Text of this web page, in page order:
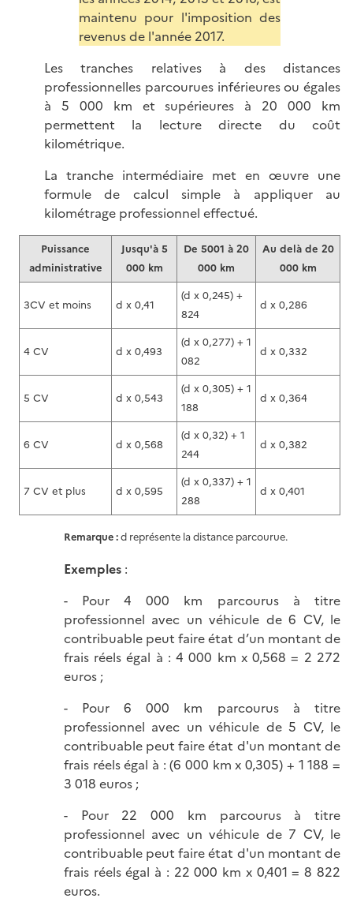
maintenu pour l'imposition des
revenus de l'année 2017.
Les tranches relatives à des distances
professionnelles parcourues inférieures ou égales
à 5 000 km et supérieures à 20 000 km
permettent la lecture directe du coût
kilométrique.
La tranche intermédiaire met en œuvre une
formule de calcul simple à appliquer au
kilométrage professionnel effectué.
Puissance
administrative
Jusqu'à 5
000 km
De 5001 à 20
000 km
Au delà de 20
000 km
3CV et moins d x 0,41
(d x 0,245) +
824
d x 0,286
4 CV d x 0,493
(d x 0,277) + 1
082
d x 0,332
5 CV d x 0,543
(d x 0,305) + 1
188
d x 0,364
6 CV d x 0,568
(d x 0,32) + 1
244
d x 0,382
7 CV et plus d x 0,595
(d x 0,337) + 1
288
d x 0,401
Remarque :d représente la distance parcourue.
Exemples :
- Pour 4 000 km parcourus à titre
professionnel avec un véhicule de 6 CV, le
contribuable peut faire état d’un montant de
frais réels égal à : 4 000 km x 0,568 = 2 272
euros ;
- Pour 6 000 km parcourus à titre
professionnel avec un véhicule de 5 CV, le
contribuable peut faire état d'un montant de
frais réels égal à : (6 000 km x 0,305) + 1 188 =
3 018 euros ;
- Pour 22 000 km parcourus à titre
professionnel avec un véhicule de 7 CV, le
contribuable peut faire état d'un montant de
frais réels égal à : 22 000 km x 0,401 = 8 822
euros.